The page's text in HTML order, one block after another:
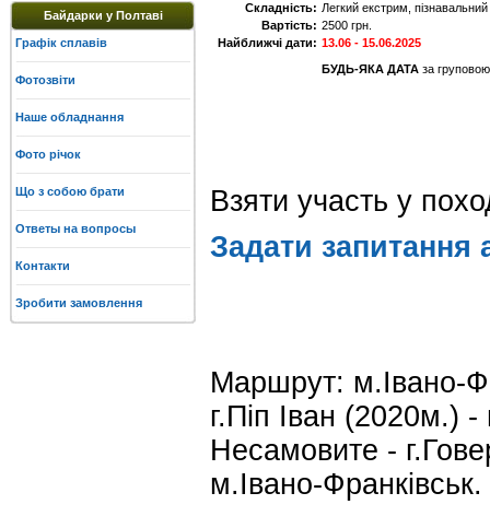
Байдарки у Полтаві
Графік сплавів
Фотозвіти
Наше обладнання
Фото річок
Що з собою брати
Ответы на вопросы
Контакти
Зробити замовлення
Складність: Легкий екстрим, пізнавальний
Вартість: 2500 грн.
Найближчі дати: 13.06 - 15.06.2025
БУДЬ-ЯКА ДАТА за
Взяти участь у
Задати запитання
Маршрут: м.Івано-
г.Піп Іван (2020м.)
Несамовите -
м.Івано-Франківськ.